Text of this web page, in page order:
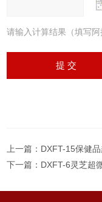
请输入计算结果（填写
上一篇： DXFT-15保健
下一篇： DXFT-6灵芝超